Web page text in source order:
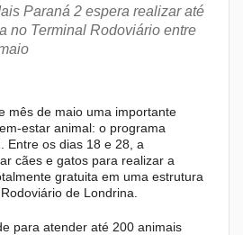
Paraná 2 espera realizar até
no Terminal Rodoviário entre
mês de maio uma importante
estar animal: o programa
Entre os dias 18 e 28, a
cães e gatos para realizar a
gratuita em uma estrutura
de Londrina.
para atender até 200 animais